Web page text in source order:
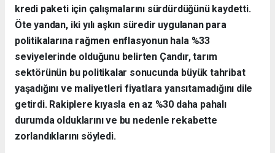
kredi paketi için çalışmalarını sürdürdüğünü kaydetti.
​Öte yandan, iki yılı aşkın süredir uygulanan para
politikalarına rağmen enflasyonun hala %33
seviyelerinde olduğunu belirten Çandır, tarım
sektörünün bu politikalar sonucunda büyük tahribat
yaşadığını ve maliyetleri fiyatlara yansıtamadığını dile
getirdi. Rakiplere kıyasla en az %30 daha pahalı
durumda olduklarını ve bu nedenle rekabette
zorlandıklarını söyledi.